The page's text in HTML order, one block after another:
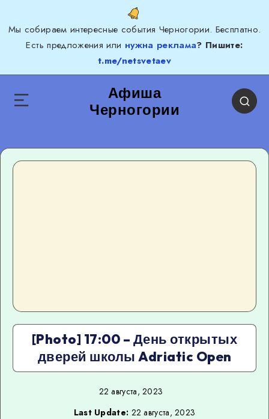
Мы собираем интересные события Черногории. Бесплатно.
Есть предложения или нужна реклама? Пишите:
t.me/netsvetaev
Афиша
Черногории
[Photo] 17:00 – День открытых
дверей школы Adriatic Open
22 августа, 2023
Last Update: 22 августа, 2023